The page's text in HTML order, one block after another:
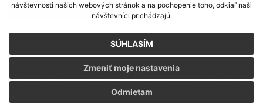
návštevnosti našich webových stránok a na pochopenie toho, odkiaľ naši
návštevníci prichádzajú.
SÚHLASÍM
Odmietam
Zmeniť moje nastavenia
Sme partnerom programu Košického samosprávneho kraja Terra
Incognita
Rok 2025